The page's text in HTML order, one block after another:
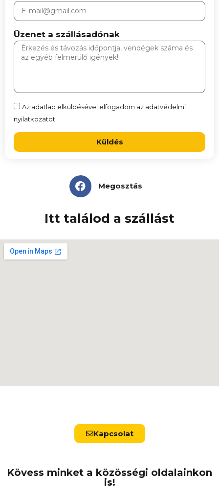
Üzenet a szállásadónak
Az adatlap elküldésével elfogadom az adatvédelmi
nyilatkozatot.
Küldés
Megosztás
Itt találod a szállást
Kapcsolat
Kövess minket a közösségi oldalainkon
is!